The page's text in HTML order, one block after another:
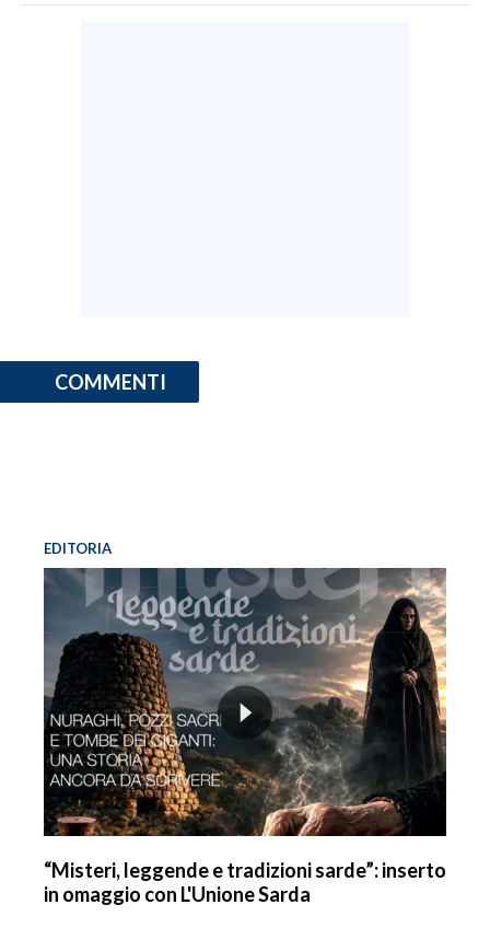
COMMENTI
EDITORIA
“Misteri, leggende e tradizioni sarde”: inserto
in omaggio con L'Unione Sarda